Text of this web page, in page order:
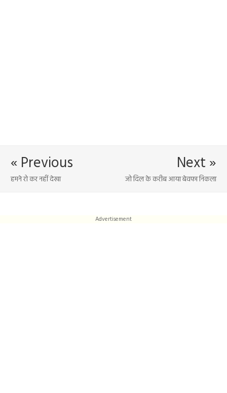
Next »
जो दिल के करीब आया बेवफा निकला
« Previous
हमने रो कर नहीं देखा
Advertisement